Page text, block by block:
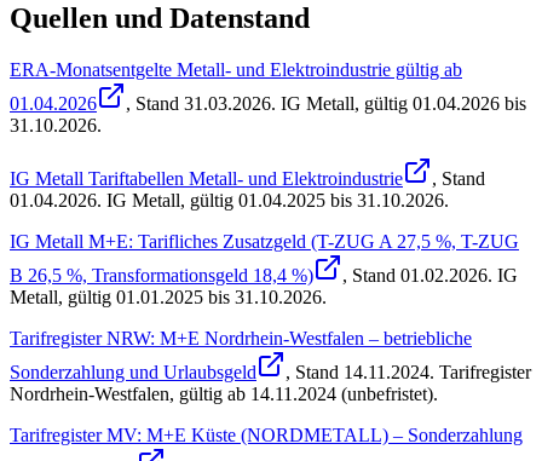
Quellen und Datenstand
ERA-Monatsentgelte Metall- und Elektroindustrie gültig ab
01.04.2026
, Stand 31.03.2026. IG Metall, gültig 01.04.2026 bis
31.10.2026.
IG Metall Tariftabellen Metall- und Elektroindustrie
, Stand
01.04.2026. IG Metall, gültig 01.04.2025 bis 31.10.2026.
IG Metall M+E: Tarifliches Zusatzgeld (T-ZUG A 27,5 %, T-ZUG
B 26,5 %, Transformationsgeld 18,4 %)
, Stand 01.02.2026. IG
Metall, gültig 01.01.2025 bis 31.10.2026.
Tarifregister NRW: M+E Nordrhein-Westfalen – betriebliche
Sonderzahlung und Urlaubsgeld
, Stand 14.11.2024. Tarifregister
Nordrhein-Westfalen, gültig ab 14.11.2024 (unbefristet).
Tarifregister MV: M+E Küste (NORDMETALL) – Sonderzahlung